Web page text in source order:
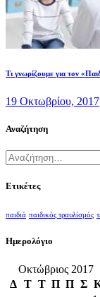
Τι γνωρίζουμε για τον
19 Οκτωβρίου, 2017
Αναζήτηση
Αναζήτηση
για:
Ετικέτες
παιδιά παιδικός τραυλίσμός
Ημερολόγιο
Οκτώβριος 2017
Δ Τ Τ Π Π Σ